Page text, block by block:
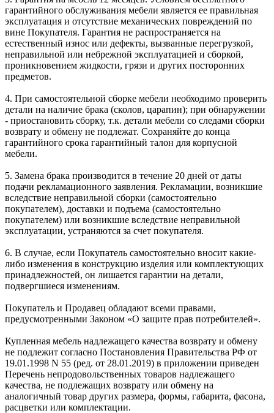
гарантийного обслуживания мебели является ее правильная
эксплуатация и отсутствие механических повреждений по
вине Покупателя. Гарантия не распространяется на
естественный износ или дефекты, вызванные перегрузкой,
неправильной или небрежной эксплуатацией и сборкой,
проникновением жидкости, грязи и других посторонних
предметов.
4. При самостоятельной сборке мебели необходимо проверить
детали на наличие брака (сколов, царапин); при обнаружении
- приостановить сборку, т.к. детали мебели со следами сборки
возврату и обмену не подлежат. Сохраняйте до конца
гарантийного срока гарантийный талон для корпусной
мебели.
5. Замена брака производится в течение 20 дней от даты
подачи рекламационного заявления. Рекламации, возникшие
вследствие неправильной сборки (самостоятельно
покупателем), доставки и подъема (самостоятельно
покупателем) или возникшие вследствие неправильной
эксплуатации, устраняются за счет покупателя.
6. В случае, если Покупатель самостоятельно вносит какие-
либо изменения в конструкцию изделия или комплектующих
принадлежностей, он лишается гарантии на детали,
подвергшиеся изменениям.
Покупатель и Продавец обладают всеми правами,
предусмотренными Законом «О защите прав потребителей».
Купленная мебель надлежащего качества возврату и обмену
не подлежит согласно Постановления Правительства РФ от
19.01.1998 N 55 (ред. от 28.01.2019) в приложении приведен
Перечень непродовольственных товаров надлежащего
качества, не подлежащих возврату или обмену на
аналогичный товар других размера, формы, габарита, фасона,
расцветки или комплектации.